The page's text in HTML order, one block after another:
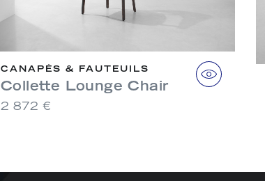
CANAPÉS & FAUTEUILS
Collette Lounge Chair
2 872 €